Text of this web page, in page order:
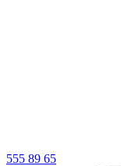
555 89 65